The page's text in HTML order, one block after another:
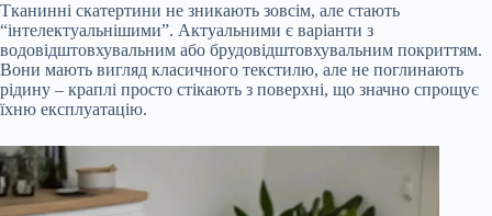
Тканинні скатертини не зникають зовсім, але стають
“інтелектуальнішими”. Актуальними є варіанти з
водовідштовхувальним або брудовідштовхувальним покриттям.
Вони мають вигляд класичного текстилю, але не поглинають
рідину – краплі просто стікають з поверхні, що значно спрощує
їхню експлуатацію.